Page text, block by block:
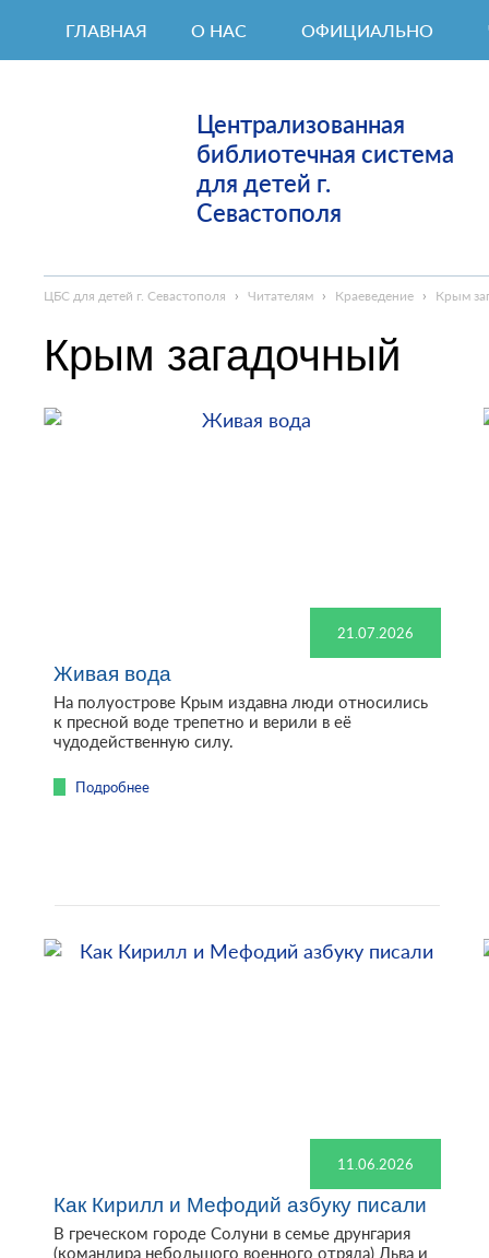
ГЛАВНАЯ О НАС ОФИЦИАЛЬНО
Централизованная
библиотечная система
для детей г.
Севастополя
ЦБС для детей г. Севастополя › Читателям › Краеведение › Крым
Крым загадочный
21.07.2026
Живая вода
На полуострове Крым издавна люди относились
к пресной воде трепетно и верили в её
чудодейственную силу.
Подробнее
11.06.2026
Как Кирилл и Мефодий азбуку писали
В греческом городе Солуни в семье друнгария
(командира небольшого военного отряда) Льва и